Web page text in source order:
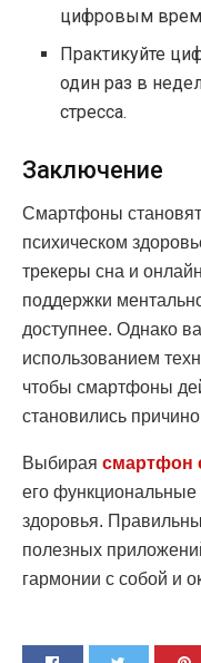
цифровым
Практикуйте
один раз в
стресса.
Заключение
Смартфоны
психическом
трекеры сна и
поддержки
доступнее. Однако
использованием
чтобы смартфоны
становились
Выбирая смартфон
его функциональные
здоровья.
полезных
гармонии с собой и